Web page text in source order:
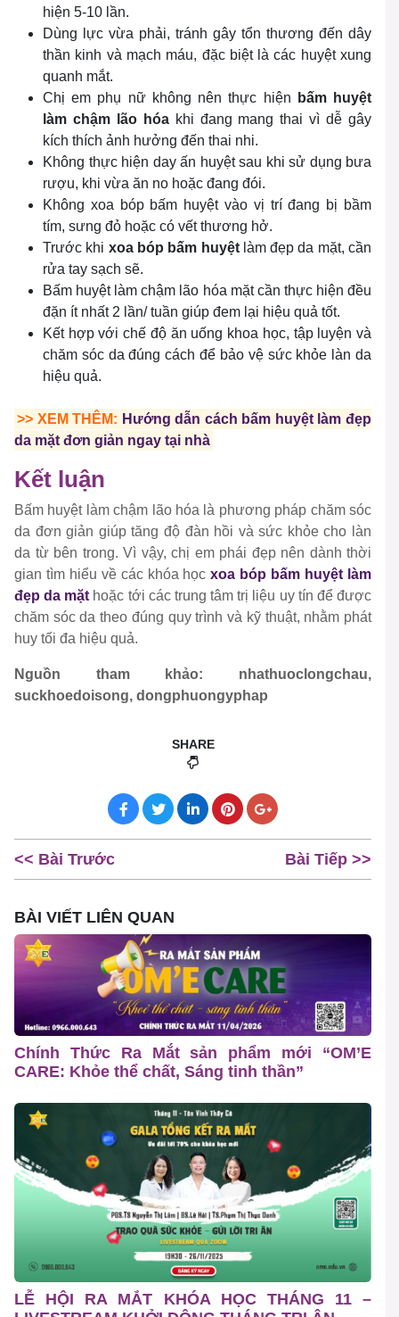
hiện 5-10 lần.
Dùng lực vừa phải, tránh gây tổn thương đến dây
thần kinh và mạch máu, đặc biệt là các huyệt xung
quanh mắt.
Chị em phụ nữ không nên thực hiện
bấm huyệt
làm chậm lão hóakhi đang mang thai vì dễ gây
kích thích ảnh hưởng đến thai nhi.
Không thực hiện day ấn huyệt sau khi sử dụng bưa
rượu, khi vừa ăn no hoặc đang đói.
Không xoa bóp bấm huyệt vào vị trí đang bị bầm
tím, sưng đỏ hoặc có vết thương hở.
Trước khi xoa bóp bấm huyệtlàm đẹp da mặt, cần
rửa tay sạch sẽ.
Bấm huyệt làm chậm lão hóa mặt cần thực hiện đều
đặn ít nhất 2 lần/ tuần giúp đem lại hiệu quả tốt.
Kết hợp với chế độ ăn uống khoa học, tập luyện và
chăm sóc da đúng cách để bảo vệ sức khỏe làn da
hiệu quả.
>> XEM THÊM: Hướng dẫn cách bấm huyệt làm đẹp
da mặt đơn giản ngay tại nhà
Kết luận
Bấm huyệt làm chậm lão hóa là phương pháp chăm sóc
da đơn giản giúp tăng độ đàn hồi và sức khỏe cho làn
da từ bên trong. Vì vậy, chị em phái đẹp nên dành thời
gian tìm hiểu về các khóa họcxoa bóp bấm huyệt làm
đẹp da mặt hoặc tới các trung tâm trị liệu uy tín để được
chăm sóc da theo đúng quy trình và kỹ thuật, nhằm phát
huy tối đa hiệu quả.
Nguồn tham khảo: nhathuoclongchau,
suckhoedoisong, dongphuongyphap
SHARE
<< Bài Trước Bài Tiếp >>
BÀI VIẾT LIÊN QUAN
Chính Thức Ra Mắt sản phẩm mới “OM’E
CARE: Khỏe thể chất, Sáng tinh thần”
LỄ HỘI RA MẮT KHÓA HỌC THÁNG 11 –